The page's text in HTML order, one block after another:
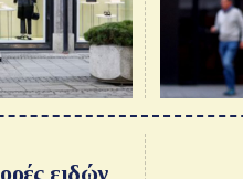
ειδών